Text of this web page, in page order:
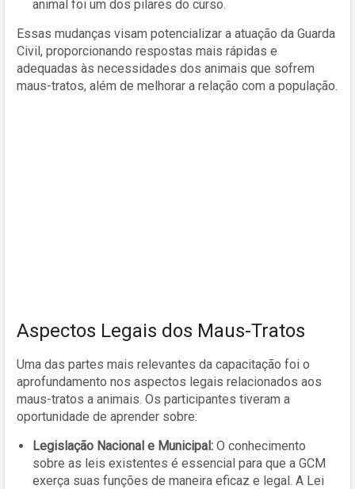
animal foi um dos pilares do curso.
Essas mudanças visam potencializar a atuação da Guarda
Civil, proporcionando respostas mais rápidas e
adequadas às necessidades dos animais que sofrem
maus-tratos, além de melhorar a relação com a população.
Aspectos Legais dos Maus-Tratos
Uma das partes mais relevantes da capacitação foi o
aprofundamento nos aspectos legais relacionados aos
maus-tratos a animais. Os participantes tiveram a
oportunidade de aprender sobre:
Legislação Nacional e Municipal: O conhecimento
sobre as leis existentes é essencial para que a GCM
exerça suas funções de maneira eficaz e legal. A Lei